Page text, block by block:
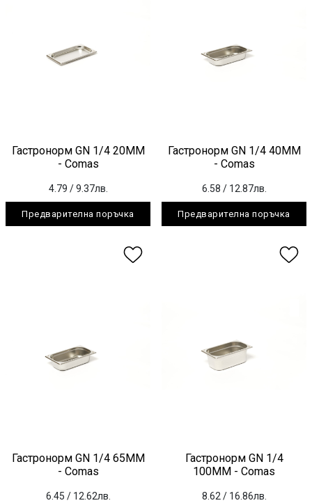
Гастронорм GN 1/4 20ММ
- Comas
4.79 / 9.37лв.
Предварителна поръчка
Гастронорм GN 1/4 40ММ
- Comas
6.58 / 12.87лв.
Предварителна поръчка
Гастронорм GN 1/4 65ММ
- Comas
6.45 / 12.62лв.
Гастронорм GN 1/4
100ММ - Comas
8.62 / 16.86лв.